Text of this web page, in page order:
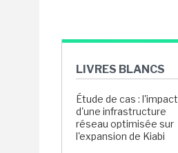
LIVRES BLANCS
Étude de cas : l'impact
d'une infrastructure
réseau optimisée sur
l'expansion de Kiabi